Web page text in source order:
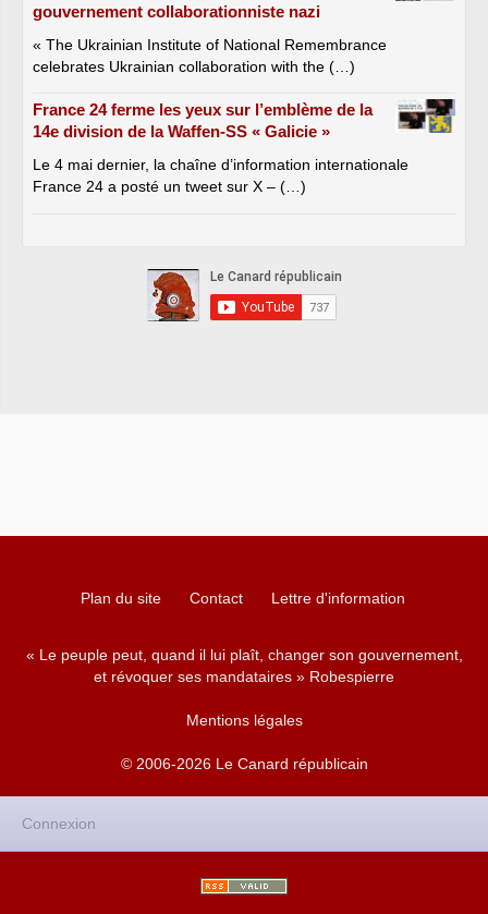
gouvernement collaborationniste nazi
« The Ukrainian Institute of National Remembrance
celebrates Ukrainian collaboration with the (…)
France 24 ferme les yeux sur l’emblème de la
14e division de la Waffen-SS « Galicie »
Le 4 mai dernier, la chaîne d’information internationale
France 24 a posté un tweet sur X – (…)
Plan du site Contact Lettre d'information
« Le peuple peut, quand il lui plaît, changer son gouvernement,
et révoquer ses mandataires » Robespierre
Mentions légales
© 2006-2026 Le Canard républicain
Connexion